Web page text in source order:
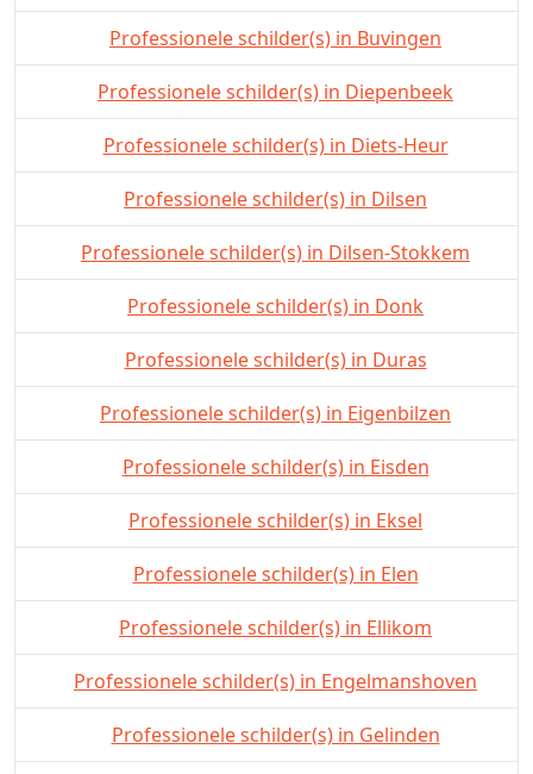
Professionele schilder(s) in Buvingen
Professionele schilder(s) in Diepenbeek
Professionele schilder(s) in Diets-Heur
Professionele schilder(s) in Dilsen
Professionele schilder(s) in Dilsen-Stokkem
Professionele schilder(s) in Donk
Professionele schilder(s) in Duras
Professionele schilder(s) in Eigenbilzen
Professionele schilder(s) in Eisden
Professionele schilder(s) in Eksel
Professionele schilder(s) in Elen
Professionele schilder(s) in Ellikom
Professionele schilder(s) in Engelmanshoven
Professionele schilder(s) in Gelinden